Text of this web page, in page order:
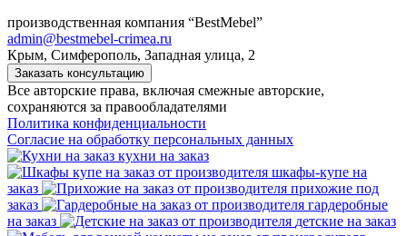
производственная компания “BestMebel”
admin@bestmebel-crimea.ru
Крым, Симферополь, Западная улица, 2
Заказать консультацию
Все авторские права, включая смежные авторские,
сохраняются за правообладателями
Политика конфиденциальности
Согласие на обработку персональных данных
кухни на заказ
шкафы-купе на
заказ
прихожие под
заказ
гардеробные
на заказ
детские на заказ